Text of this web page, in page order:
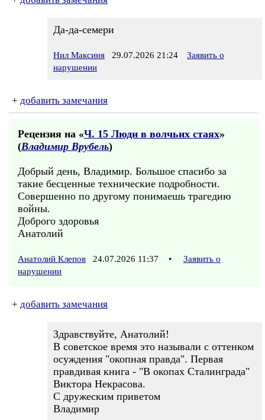
Да-да-семери
Нил Максиня 29.07.2026 21:24
Заявить о
нарушении
+ добавить замечания
Рецензия на «Ч. 15 Люди в волчьих стаях»
(Владимир Врубель)
Добрый день, Владимир. Большое спасибо за
такие бесценные технические подробности.
Совершенно по другому понимаешь трагедию
войны.
Доброго здоровья
Анатолий
Анатолий Клепов 24.07.2026 11:37 •
Заявить о
нарушении
+ добавить замечания
Здравствуйте, Анатолий!
В советское время это называли с оттенком
осуждения "окопная правда". Первая
правдивая книга - "В окопах Сталинграда"
Виктора Некрасова.
С дружеским приветом
Владимир